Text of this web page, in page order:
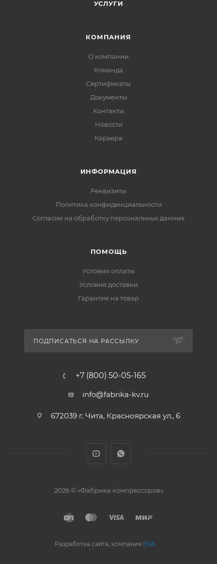
УСЛУГИ
КОМПАНИЯ
О компании
Команда
Сертификаты
Документы
Контакты
Новости
Карьера
ИНФОРМАЦИЯ
Реквизиты
Политика конфиденциальности
Cогласие на обработку персональных данных
ПОМОЩЬ
Условия оплаты
Условия доставки
Гарантия на товар
ПОДПИСАТЬСЯ НА РАССЫЛКУ
+7 (800) 50-05-165
info@fabrika-kv.ru
672039 г. Чита, Красноярская ул., 6
2026 © «Фабрика компрессоров»
Разработка сайта, компания EVA